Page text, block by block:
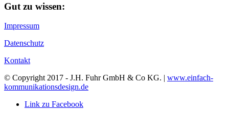
Gut zu wissen:
Impressum
Datenschutz
Kontakt
© Copyright 2017 - J.H. Fuhr GmbH & Co KG. | www.einfach-
kommunikationsdesign.de
Link zu Facebook